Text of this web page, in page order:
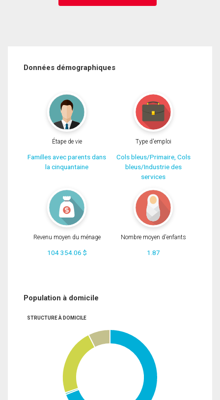
Données démographiques
Étape de vie
Familles avec parents dans
la cinquantaine
Type d'emploi
Cols bleus/Primaire, Cols
bleus/Industrie des
services
Revenu moyen du ménage
104 354.06 $
Nombre moyen d'enfants
1.87
Population à domicile
STRUCTURE À DOMICILE